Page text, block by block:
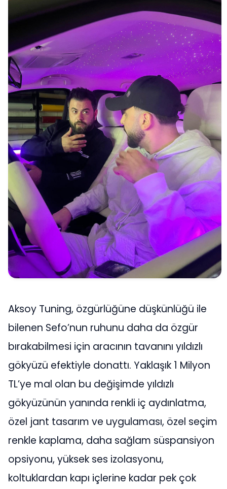
Aksoy Tuning, özgürlüğüne düşkünlüğü ile
bilenen Sefo’nun ruhunu daha da özgür
bırakabilmesi için aracının tavanını yıldızlı
gökyüzü efektiyle donattı. Yaklaşık 1 Milyon
TL’ye mal olan bu değişimde yıldızlı
gökyüzünün yanında renkli iç aydınlatma,
özel jant tasarım ve uygulaması, özel seçim
renkle kaplama, daha sağlam süspansiyon
opsiyonu, yüksek ses izolasyonu,
koltuklardan kapı içlerine kadar pek çok